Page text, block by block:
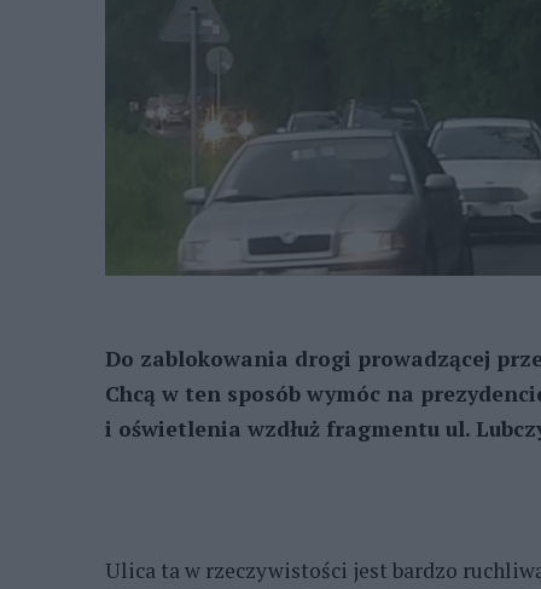
Do zablokowania drogi prowadzącej
Chcą w ten sposób wymóc na
i oświetlenia wzdłuż fragmentu ul.
Ulica ta w rzeczywistości jest bardzo